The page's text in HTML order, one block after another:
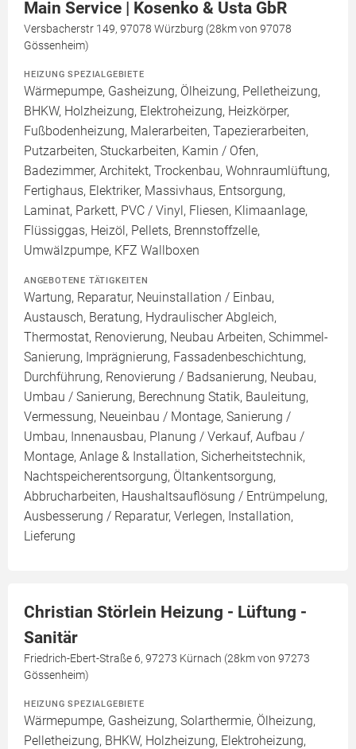
Main Service | Kosenko & Usta GbR
Versbacherstr 149, 97078 Würzburg (28km von 97078
Gössenheim)
HEIZUNG SPEZIALGEBIETE
Wärmepumpe, Gasheizung, Ölheizung, Pelletheizung,
BHKW, Holzheizung, Elektroheizung, Heizkörper,
Fußbodenheizung, Malerarbeiten, Tapezierarbeiten,
Putzarbeiten, Stuckarbeiten, Kamin / Ofen,
Badezimmer, Architekt, Trockenbau, Wohnraumlüftung,
Fertighaus, Elektriker, Massivhaus, Entsorgung,
Laminat, Parkett, PVC / Vinyl, Fliesen, Klimaanlage,
Flüssiggas, Heizöl, Pellets, Brennstoffzelle,
Umwälzpumpe, KFZ Wallboxen
ANGEBOTENE TÄTIGKEITEN
Wartung, Reparatur, Neuinstallation / Einbau,
Austausch, Beratung, Hydraulischer Abgleich,
Thermostat, Renovierung, Neubau Arbeiten, Schimmel-
Sanierung, Imprägnierung, Fassadenbeschichtung,
Durchführung, Renovierung / Badsanierung, Neubau,
Umbau / Sanierung, Berechnung Statik, Bauleitung,
Vermessung, Neueinbau / Montage, Sanierung /
Umbau, Innenausbau, Planung / Verkauf, Aufbau /
Montage, Anlage & Installation, Sicherheitstechnik,
Nachtspeicherentsorgung, Öltankentsorgung,
Abbrucharbeiten, Haushaltsauflösung / Entrümpelung,
Ausbesserung / Reparatur, Verlegen, Installation,
Lieferung
Christian Störlein Heizung - Lüftung -
Sanitär
Friedrich-Ebert-Straße 6, 97273 Kürnach (28km von 97273
Gössenheim)
HEIZUNG SPEZIALGEBIETE
Wärmepumpe, Gasheizung, Solarthermie, Ölheizung,
Pelletheizung, BHKW, Holzheizung, Elektroheizung,